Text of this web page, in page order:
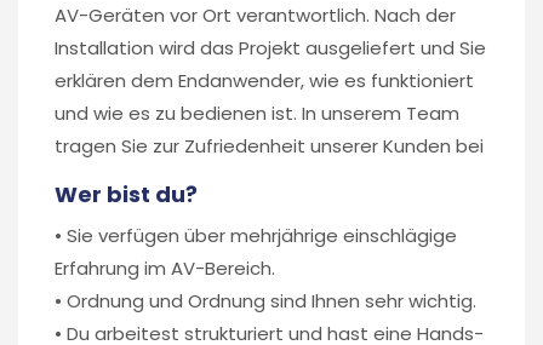
AV-Geräten vor Ort verantwortlich. Nach der
Installation wird das Projekt ausgeliefert und Sie
erklären dem Endanwender, wie es funktioniert
und wie es zu bedienen ist. In unserem Team
tragen Sie zur Zufriedenheit unserer Kunden bei
Wer bist du?
• Sie verfügen über mehrjährige einschlägige
Erfahrung im AV-Bereich.
• Ordnung und Ordnung sind Ihnen sehr wichtig.
• Du arbeitest strukturiert und hast eine Hands-